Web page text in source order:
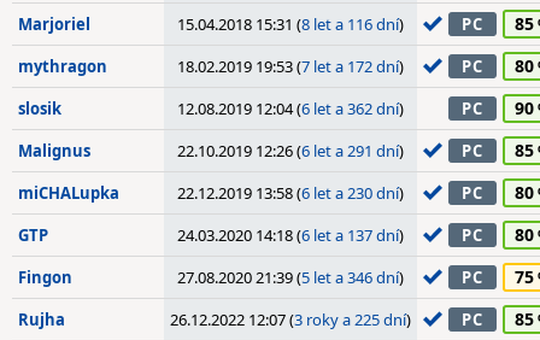
Marjoriel 15.04.2018 15:31 (8 let a 116 dní) PC 85
mythragon 18.02.2019 19:53 (7 let a 172 dní) PC 80
slosik 12.08.2019 12:04 (6 let a 362 dní) PC 90
Malignus 22.10.2019 12:26 (6 let a 291 dní) PC 85
miCHALupka 22.12.2019 13:58 (6 let a 230 dní) PC 80
GTP 24.03.2020 14:18 (6 let a 137 dní) PC 80
Fingon 27.08.2020 21:39 (5 let a 346 dní) PC 75
Rujha 26.12.2022 12:07 (3 roky a 225 dní) PC 85